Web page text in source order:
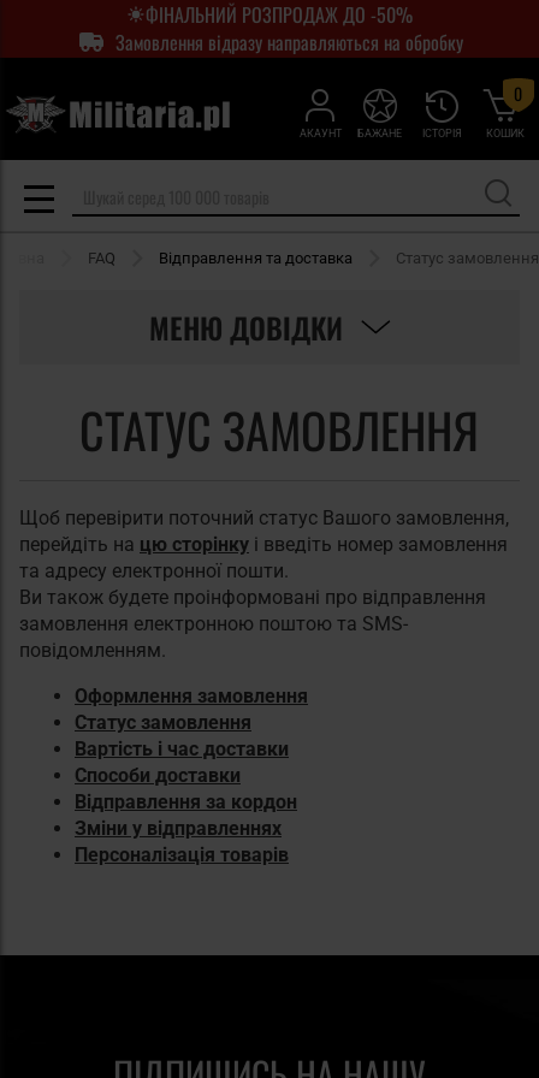
ФІНАЛЬНИЙ РОЗПРОДАЖ ДО -50%
Замовлення відразу направляються на обробку
АКАУНТ ІСТОРІЯ
БАЖАНЕ КОШИК
0
FAQ Відправлення та доставка Статус замовлення
МЕНЮ ДОВІДКИ
СТАТУС ЗАМОВЛЕННЯ
Щоб перевірити поточний статус Вашого замовлення,
перейдіть на цю сторінку і введіть номер замовлення
та адресу електронної пошти.
Ви також будете проінформовані про відправлення
замовлення електронною поштою та SMS-
повідомленням.
Оформлення замовлення
Статус замовлення
Вартість і час доставки
Способи доставки
Відправлення за кордон
Зміни у відправленнях
Персоналізація товарів